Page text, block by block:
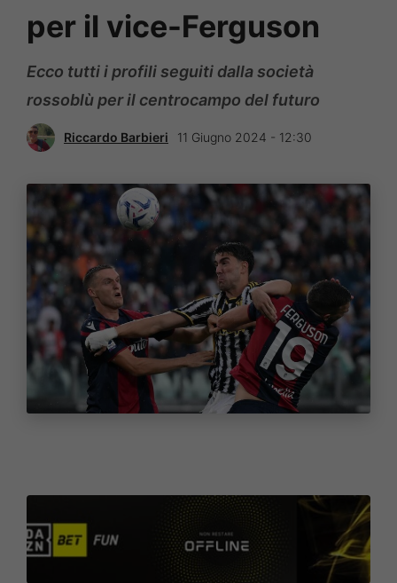
per il vice-Ferguson
Ecco tutti i profili seguiti dalla società
rossoblù per il centrocampo del futuro
Riccardo Barbieri 11 Giugno 2024 - 12:30